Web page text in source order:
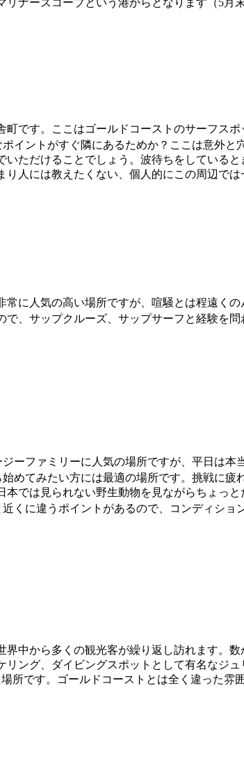
です。ここはゴールドコーストのサーフスポ
ントがすぐ隣にあるためか？ここは意外と
ただけることでしょう。波待ちをしていると
人には教えたくない、個人的にこの周辺では
に人気の高い場所ですが、喧騒とは程遠く
、サップクルーズ、サップサーフと経験を
ファミリーに人気の場所ですが、平日は本
てみたい方には最適の場所です。挑戦に疲
では見られない野生動物を見ながらちょっ
に違うポイントがあるので、コンディショ
中から多くの観光客が繰り返し訪れます。
ング、ダイビングスポットとして有名なジ
所です。ゴールドコーストとは全く違った雰